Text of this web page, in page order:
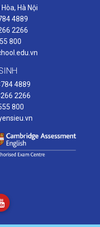
Hà Nội
4889
2266
800
4889
2266
800